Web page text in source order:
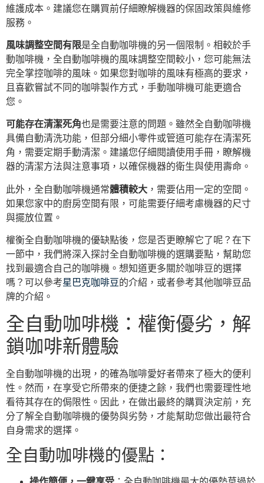
維護成本。建議您在購買前仔細瞭解機器的保固政策與維修
服務。
風味調整空間有限是全自動咖啡機的另一個限制。相較於手
動咖啡機，全自動咖啡機的風味調整空間較小，您可能無法
完全掌控咖啡的風味。如果您對咖啡的風味有極高的要求，
且喜歡嘗試不同的咖啡製作方式，手動咖啡機可能更適合
您。
可能存在清潔死角也是需要注意的問題。雖然全自動咖啡機
具備自動清洗功能，但部分細小零件或管道可能存在清潔死
角，需要定期手動清潔。建議您仔細閱讀使用手冊，瞭解機
器的清潔方法與注意事項，以確保機器的衛生與使用壽命。
此外，全自動咖啡機通常體積較大 ，需要佔用一定的空間。
如果您家中的廚房空間有限，可能需要仔細考慮機器的尺寸
與擺放位置。
權衡全自動咖啡機的優缺點後，您是否更瞭解它了呢？在下
一節中，我們將深入探討全自動咖啡機的選購要點，幫助您
找到最適合自己的咖啡機。想知道更多關於咖啡豆的選擇
嗎？可以參考星巴克咖啡豆的介紹，或者參考其他咖啡豆品
牌的介紹。
全自動咖啡機：權衡優劣，解
鎖咖啡新體驗
全自動咖啡機的出現，的確為咖啡愛好者帶來了極大的便利
性。然而，在享受它所帶來的便捷之餘，我們也需要理性地
看待其存在的侷限性。因此，在做出最終的購買決定前，充
分了解全自動咖啡機的優勢與劣勢，才能幫助您做出最符合
自身需求的選擇。
全自動咖啡機的優點：